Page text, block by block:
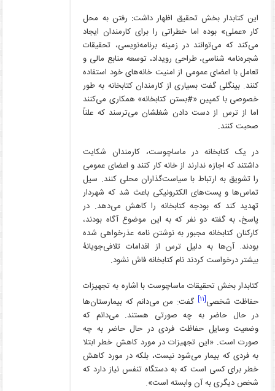
این کتابدار بخش تحقیق اظهار داشت: رفتن به محل
کار «عملی» بوده اما خطراتی را برای کارمندان ایجاد
می‌‌کند که می‌توانند در زمینه برنامه‌نویسی، تحقیقات
شجره‌نامه شناسی، طراحی رویداد، توسعه منابع مالی و
تعامل با اعضای عمومی از امنیت خانه‌های خود استفاده
کنند. بینگلی گفت بسیاری از کارمندان کتابخانه به طور
خصوصی با کمپین «#بستن کتابخانه» همکاری می‌کنند
اما از ترس از دست دادن شغلشان می‌ترسند که علناً
صحبت کنند.
در یک کتابخانه در ماساچوست، کارمندان شکایت
داشتند که اجازه ندارند از خانه کار کنند و اعضای عمومی
را تشویق به ارتباط با سیاست‌گذاران محلی کنند. سیل
تماس‌ها و پست‌های الکترونیکی باعث شد که شهردار
تهدید کند که بودجه کتابخانه را کاهش می‌دهد. در
پاسخ، به گفته دو نفر که به این موضوع آگاه بودند،
کارکنان کتابخانه مجبور به نوشتن نامه عذرخواهی شده
بودند. آن‌ها به دلیل ترس از اقدامات تلافی‌جویانۀ
بیشتر درخواست کردند نام کتابخانه فاش نشود.
کتابدار بخش تحقیقات ماساچوست با اشاره به تجهیزات
حفاظت شخصی[۱۱]
گفت: من می‌دانم که بیمارستان‌ها
در حال حاضر به چه صورتی هستند. می‌دانم که
وضعیت وسایل حفاظت فردی در حال حاضر به چه
صورت است. «این تجهیزات در مورد کاهش خطر ابتلا
به فردی که بیمار می‌شود نیست، بلکه در مورد کاهش
خطر برای کسی است که به دستگاه تنفس نیاز دارد که
شخص دیگری به آن وابسته است».